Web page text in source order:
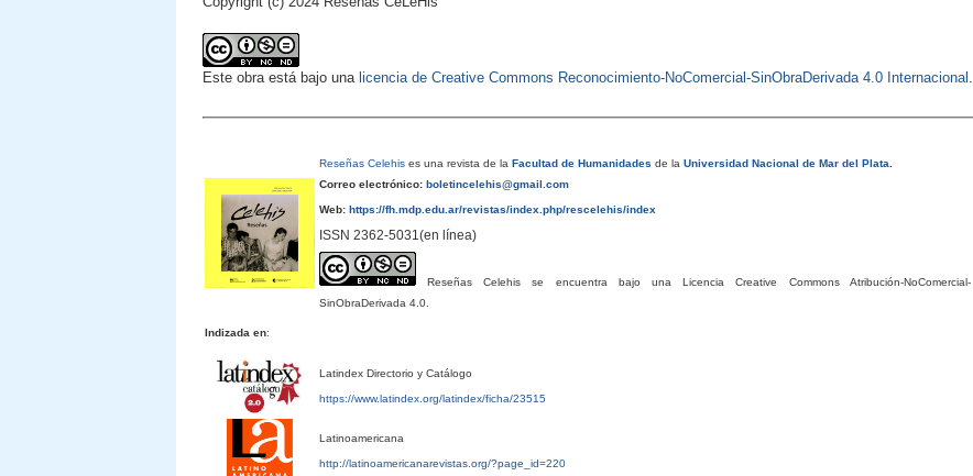
Este obra está bajo una licencia de Creative Commons Reconocimiento-NoComercial-SinObraDerivada 4.0 Internacional .
Reseñas Celehises una revista de la Facultad de Humanidades de la Universidad Nacional de Mar del Plata.
Correo electrónico:boletincelehis@gmail.com
Web:https://fh.mdp.edu.ar/revistas/index.php/rescelehis/index
ISSN 2362-5031(en línea)
Reseñas Celehis se encuentra bajo una Licencia Creative Commons Atribución-NoComercial-
SinObraDerivada 4.0.
Indizada en:
Latindex Directorio y Catálogo
https://www.latindex.org/latindex/ficha/23515
Latinoamericana
http://latinoamericanarevistas.org/?page_id=220